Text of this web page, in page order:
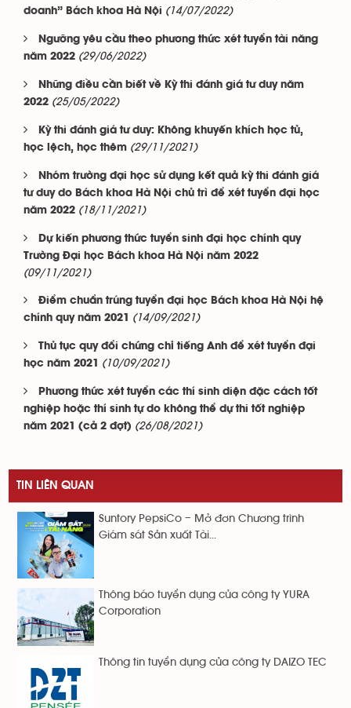
doanh” Bách khoa Hà Nội (14/07/2022)
Ngưỡng yêu cầu theo phương thức xét tuyển tài năng
năm 2022 (29/06/2022)
Những điều cần biết về Kỳ thi đánh giá tư duy năm
2022 (25/05/2022)
Kỳ thi đánh giá tư duy: Không khuyến khích học tủ,
học lệch, học thêm (29/11/2021)
Nhóm trường đại học sử dụng kết quả kỳ thi đánh giá
tư duy do Bách khoa Hà Nội chủ trì để xét tuyển đại học
năm 2022 (18/11/2021)
Dự kiến phương thức tuyển sinh đại học chính quy
Trường Đại học Bách khoa Hà Nội năm 2022
(09/11/2021)
Điểm chuẩn trúng tuyển đại học Bách khoa Hà Nội hệ
chính quy năm 2021
(14/09/2021)
Thủ tục quy đổi chứng chỉ tiếng Anh để xét tuyển đại
học năm 2021
(10/09/2021)
Phương thức xét tuyển các thí sinh diện đặc cách tốt
nghiệp hoặc thí sinh tự do không thể dự thi tốt nghiệp
năm 2021 (cả 2 đợt) (26/08/2021)
TIN LIÊN QUAN
Suntory PepsiCo – Mở đơn Chương trình
Giám sát Sản xuất Tài...
Thông báo tuyển dụng của công ty YURA
Corporation
Thông tin tuyển dụng của công ty DAIZO TEC